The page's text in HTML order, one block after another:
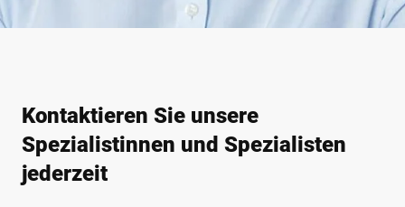
Kontaktieren Sie unsere
Spezialistinnen und Spezialisten
jederzeit